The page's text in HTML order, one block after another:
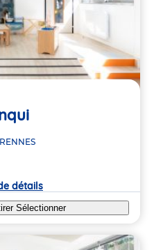
RENNES
détails
Sélectionner